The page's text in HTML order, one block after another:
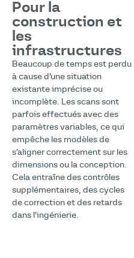
Pour la
construction et
les
infrastructures
Beaucoup de temps est perdu
à cause d’une situation
existante imprécise ou
incomplète. Les scans sont
parfois effectués avec des
paramètres variables, ce qui
empêche les modèles de
s’aligner correctement sur les
dimensions ou la conception.
Cela entraîne des contrôles
supplémentaires, des cycles
de correction et des retards
dans l’ingénierie.